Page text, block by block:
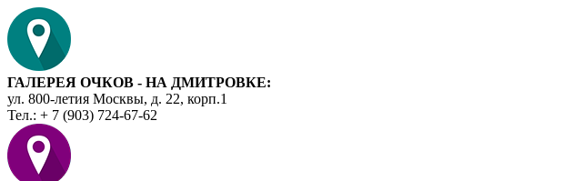
ГАЛЕРЕЯ ОЧКОВ - НА ДМИТРОВКЕ:
ул. 800-летия Москвы, д. 22, корп.1
Тел.: + 7 (903) 724-67-62